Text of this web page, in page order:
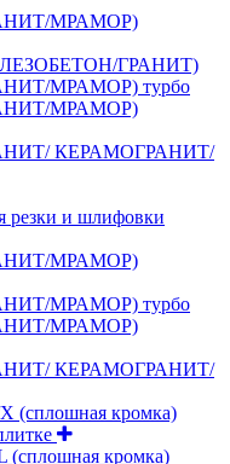
МРАМОР)
ГРАНИТ)
МРАМОР) турбо
МРАМОР)
КЕРАМОГРАНИТ/
резки и шлифовки
МРАМОР)
МРАМОР) турбо
МРАМОР)
КЕРАМОГРАНИТ/
(сплошная кромка)
(сплошная кромка)